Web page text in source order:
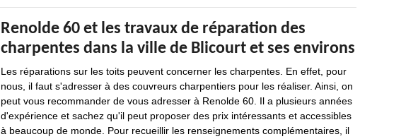
Renolde 60 et les travaux de réparation des
charpentes dans la ville de Blicourt et ses environs
Les réparations sur les toits peuvent concerner les charpentes. En effet, pour
nous, il faut s'adresser à des couvreurs charpentiers pour les réaliser. Ainsi, on
peut vous recommander de vous adresser à Renolde 60. Il a plusieurs années
d'expérience et sachez qu'il peut proposer des prix intéressants et accessibles
à beaucoup de monde. Pour recueillir les renseignements complémentaires, il